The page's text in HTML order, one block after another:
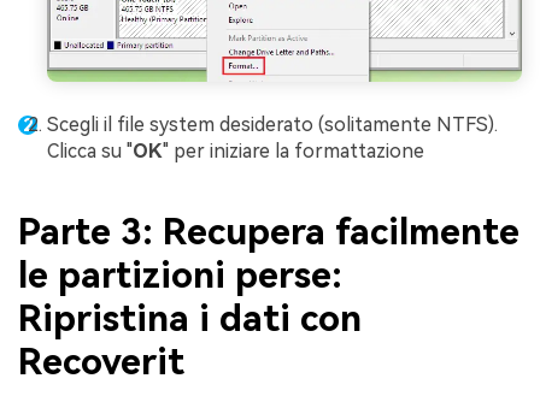
Scegli il file system desiderato (solitamente NTFS).
Clicca su "OK" per iniziare la formattazione
Parte 3: Recupera facilmente
le partizioni perse:
Ripristina i dati con
Recoverit